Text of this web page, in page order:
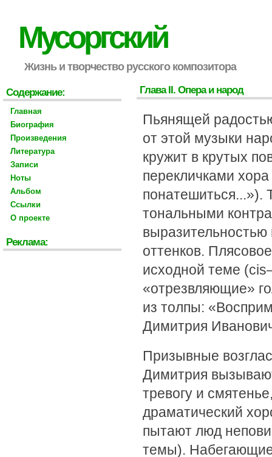
Мусоргский
Жизнь и творчество русского композитора
Глава II. Опера и народ
Пьянящей
от этой музыки
кружит в крутых
перекличками
понатешиться...»).
тональными
оттенков.
исходной теме
«отрезвляющие»
из толпы:
Димитрия
Призывные
Димитрия
тревогу и
драматический
пытают люд
темы).
Содержание:
Главная
Биография
Произведения
Литература
Записи
Ноты
Альбом
Ссылки
О проекте
Реклама: